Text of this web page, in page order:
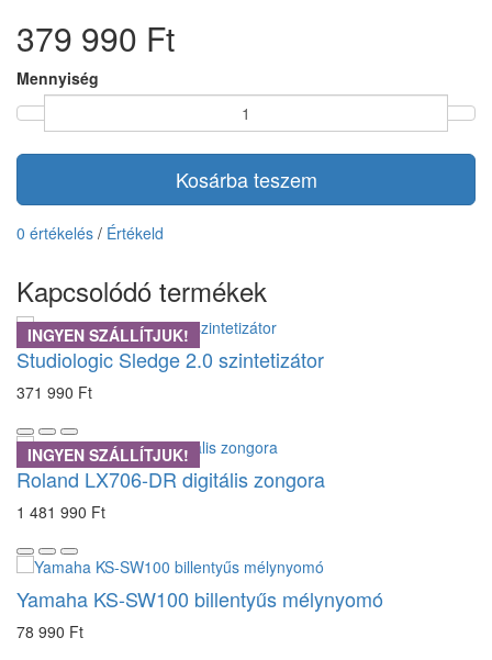
379 990 Ft
Mennyiség
Kosárba teszem
0 értékelés / Értékeld
Kapcsolódó termékek
INGYEN SZÁLLÍTJUK!
Studiologic Sledge 2.0 szintetizátor
371 990 Ft
INGYEN SZÁLLÍTJUK!
Roland LX706-DR digitális zongora
1 481 990 Ft
Yamaha KS-SW100 billentyűs mélynyomó
78 990 Ft